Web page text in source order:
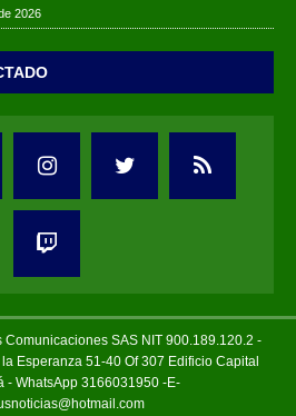
2026
Comunicaciones SAS NIT 900.189.120.2 -
Esperanza 51-40 Of 307 Edificio Capital
- WhatsApp 3166031950 -E-